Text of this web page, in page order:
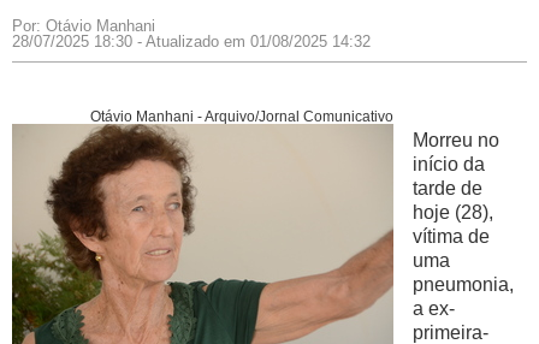
Por: Otávio Manhani
28/07/2025 18:30 - Atualizado em 01/08/2025 14:32
Otávio Manhani - Arquivo/Jornal Comunicativo
Morreu no
início da
tarde de
hoje (28),
vítima de
uma
pneumonia,
a ex-
primeira-